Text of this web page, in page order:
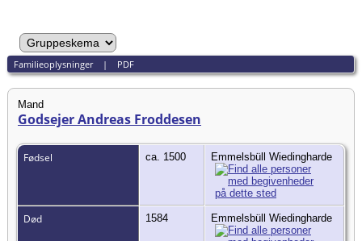
Familieoplysninger| PDF
Mand
Godsejer Andreas Froddesen
Fødsel ca. 1500 Emmelsbüll Wiedingharde
Død 1584 Emmelsbüll Wiedingharde